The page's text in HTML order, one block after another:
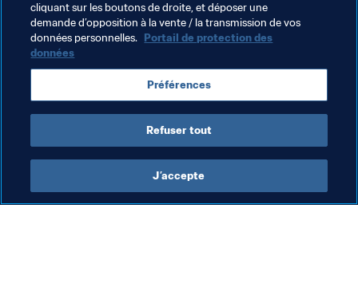
couleurs des plus grands clubs européens. Aujourd’hui, il
pose ses valises en Amérique du Sud. Cette semaine,
Olimpia a annoncé l’arrivée d’Adebayor, pour le plus
grand plaisir de Lili Cantero, membre du Mouvement des
cliquant sur les boutons de droite, et déposer une
demande d’opposition à la vente / la transmission de vos
données personnelles. Portail de protection des
données
Préférences
Refuser tout
J’accepte